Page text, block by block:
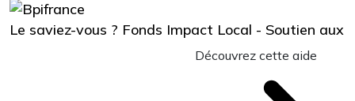
Le saviez-vous ? Fonds Impact Local - Soutien aux
Découvrez cette aide